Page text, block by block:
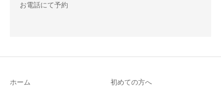
お電話にて予約
ホーム 初めての方へ